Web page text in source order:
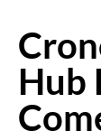
Hub